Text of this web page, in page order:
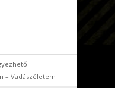
– Vadászéletem